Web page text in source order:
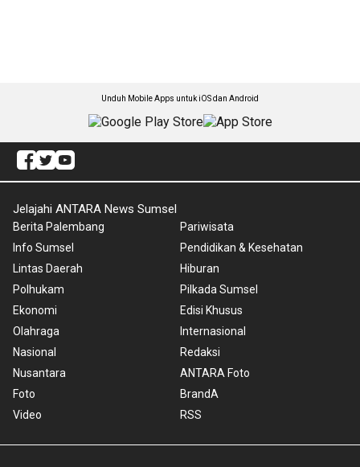
Unduh Mobile Apps untuk iOS dan Android
Jelajahi ANTARA News Sumsel
Berita Palembang
Info Sumsel
Lintas Daerah
Polhukam
Ekonomi
Olahraga
Nasional
Nusantara
Foto
Video
Pariwisata
Pendidikan & Kesehatan
Hiburan
Pilkada Sumsel
Edisi Khusus
Internasional
Redaksi
ANTARA Foto
BrandA
RSS